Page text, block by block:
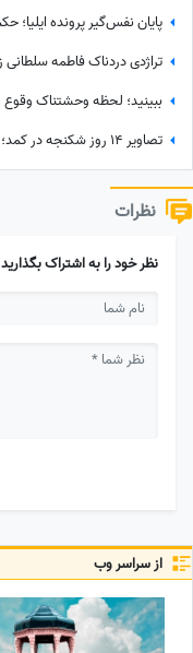
نظرات
نظر خود را به اشتراک بگذارید
از سراسر وب